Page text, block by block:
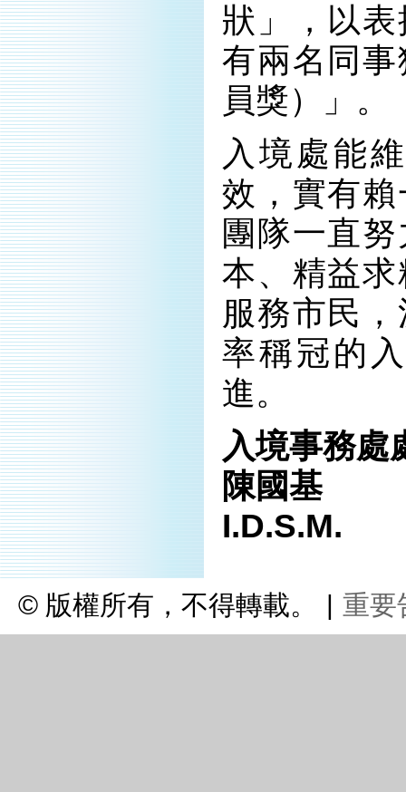
狀」，以
有兩名同
員獎）」。
入境處能
效，實有
團隊一直
本、精益
服務市民
率稱冠的
進。
入境事務處
陳國基
I.D.S.M.
© 版權所有，不得轉載。 | 重要